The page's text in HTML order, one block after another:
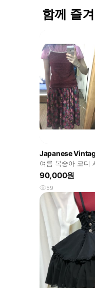
함께 즐
Japanese
여름 복숭아 코디
90,000원
59